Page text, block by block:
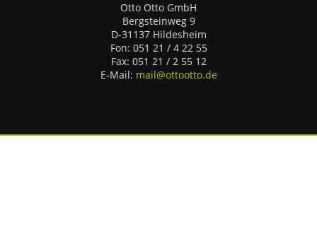
Otto Otto GmbH
Bergsteinweg 9
D-31137 Hildesheim
Fon: 051 21 / 4 22 55
Fax: 051 21 / 2 55 12
E-Mail: mail@ottootto.de